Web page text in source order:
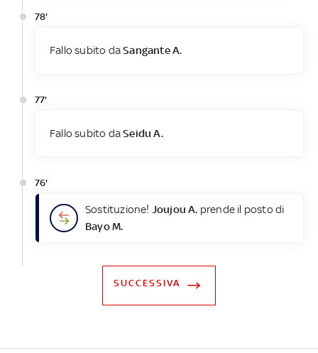
78'
Fallo subito daSangante A.
77'
Fallo subito daSeidu A.
76'
Sostituzione! Joujou A. prende il posto di
Bayo M.
SUCCESSIVA